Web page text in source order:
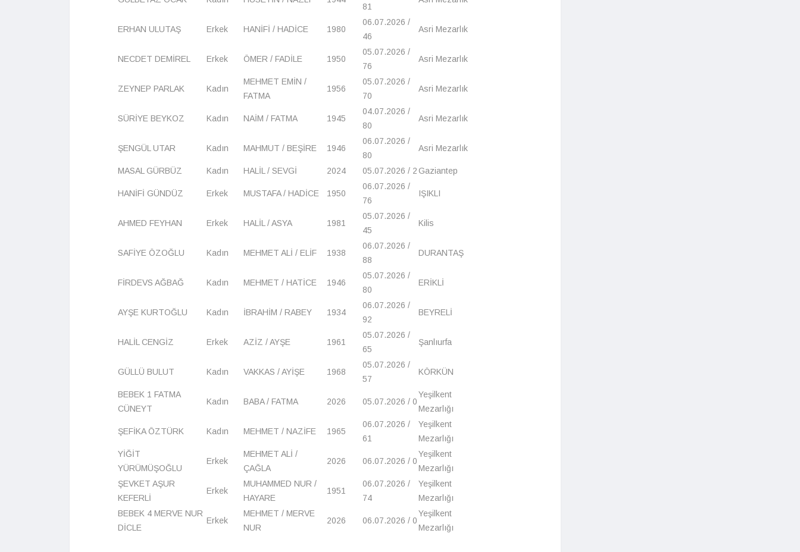
81
ERHAN ULUTAŞ Erkek HANİFİ / HADİCE 1980
06.07.2026 /
46
Asri Mezarlık
NECDET DEMİREL Erkek ÖMER / FADİLE 1950
05.07.2026 /
76
Asri Mezarlık
ZEYNEP PARLAK Kadın
MEHMET EMİN /
FATMA
1956
05.07.2026 /
70
Asri Mezarlık
SÜRİYE BEYKOZ Kadın NAİM / FATMA 1945
04.07.2026 /
80
Asri Mezarlık
ŞENGÜL UTAR Kadın MAHMUT / BEŞİRE 1946
06.07.2026 /
80
Asri Mezarlık
MASAL GÜRBÜZ Kadın HALİL / SEVGİ 2024 05.07.2026 / 2 Gaziantep
HANİFİ GÜNDÜZ Erkek MUSTAFA / HADİCE 1950
06.07.2026 /
76
IŞIKLI
AHMED FEYHAN Erkek HALİL / ASYA 1981
05.07.2026 /
45
Kilis
SAFİYE ÖZOĞLU Kadın MEHMET ALİ / ELİF 1938
06.07.2026 /
88
DURANTAŞ
FİRDEVS AĞBAĞ Kadın MEHMET / HATİCE 1946
05.07.2026 /
80
ERİKLİ
AYŞE KURTOĞLU Kadın İBRAHİM / RABEY 1934
06.07.2026 /
92
BEYRELİ
HALİL CENGİZ Erkek AZİZ / AYŞE 1961
05.07.2026 /
65
Şanlıurfa
GÜLLÜ BULUT Kadın VAKKAS / AYİŞE 1968
05.07.2026 /
57
KÖRKÜN
BEBEK 1 FATMA
CÜNEYT
Kadın BABA / FATMA 2026 05.07.2026 / 0
Yeşilkent
Mezarlığı
ŞEFİKA ÖZTÜRK Kadın MEHMET / NAZİFE 1965
06.07.2026 /
61
Yeşilkent
Mezarlığı
YİĞİT
YÜRÜMÜŞOĞLU
Erkek
MEHMET ALİ /
ÇAĞLA
2026 06.07.2026 / 0
Yeşilkent
Mezarlığı
ŞEVKET AŞUR
KEFERLİ
Erkek
MUHAMMED NUR /
HAYARE
1951
06.07.2026 /
74
Yeşilkent
Mezarlığı
BEBEK 4 MERVE NUR
DİCLE
Erkek
MEHMET / MERVE
NUR
2026 06.07.2026 / 0
Yeşilkent
Mezarlığı